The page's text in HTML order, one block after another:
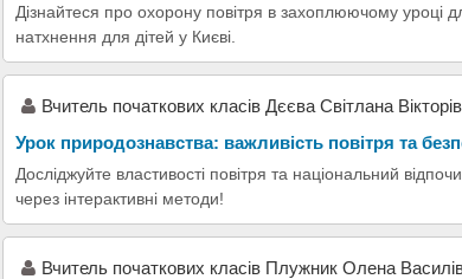
Дізнайтеся про охорону повітря в захоплюючому уроці
натхнення для дітей у Києві.
Вчитель початкових класів Дєєва Світлана
Урок природознавства: важливість повітря та
Досліджуйте властивості повітря та національний
через інтерактивні методи!
Вчитель початкових класів Плужник Олена